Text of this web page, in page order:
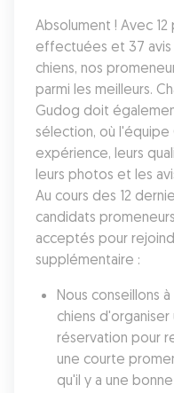
Absolument ! Avec
effectuées et 37
chiens, nos
parmi les meilleurs.
Gudog doit
sélection, où
expérience, leurs
leurs photos et les
Au cours des 12
candidats
acceptés pour
supplémentaire :
Nous conseillons
chiens
réservation pour
une courte
qu'il y a une